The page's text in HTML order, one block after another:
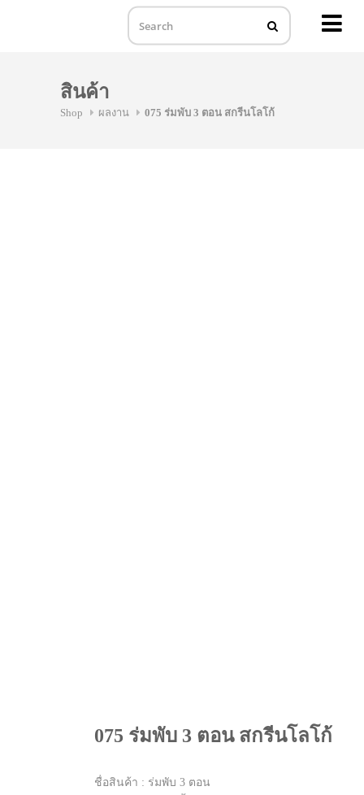
สินค้า
Shop ผลงาน 075 ร่มพับ 3 ตอน สกรีนโลโก้
075 ร่มพับ 3 ตอน สกรีนโลโก้
ชื่อสินค้า : ร่มพับ 3 ตอน